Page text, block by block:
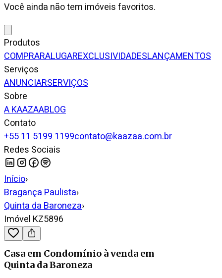
Você ainda não tem imóveis favoritos.
Produtos
COMPRARALUGAREXCLUSIVIDADESLANÇAMENTOS
Serviços
ANUNCIARSERVIÇOS
Sobre
A KAAZAABLOG
Contato
+55 11 5199 1199contato@kaazaa.com.br
Redes Sociais
Início›
Bragança Paulista›
Quinta da Baroneza›
Imóvel KZ5896
Casa em Condomínio à venda em
Quinta da Baroneza